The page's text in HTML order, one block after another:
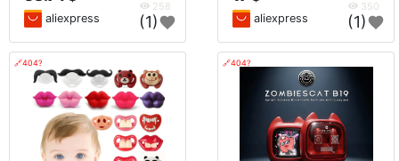
258
aliexpress (1)
350
aliexpress (1)
🔗404? 🔗404?